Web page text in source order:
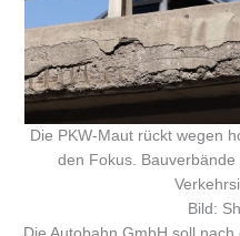
Die PKW-Maut rückt wegen
den Fokus.
Bild: